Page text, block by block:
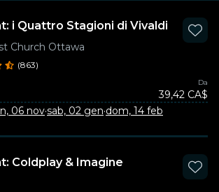
i Quattro Stagioni di Vivaldi
Church Ottawa
(863)
Da
39,42 CA$
06 nov·sab, 02 gen·dom, 14 feb
Coldplay & Imagine